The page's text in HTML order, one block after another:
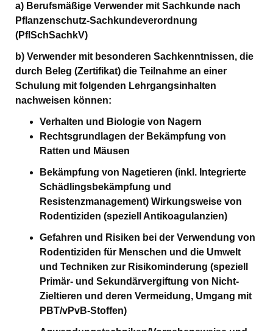
a) Berufsmäßige Verwender mit Sachkunde nach
Pflanzenschutz-Sachkundeverordnung
(PflSchSachkV)
b) Verwender mit besonderen Sachkenntnissen, die
durch Beleg (Zertifikat) die Teilnahme an einer
Schulung mit folgenden Lehrgangsinhalten
nachweisen können:
Verhalten und Biologie von Nagern
Rechtsgrundlagen der Bekämpfung von
Ratten und Mäusen
Bekämpfung von Nagetieren (inkl. Integrierte
Schädlingsbekämpfung und
Resistenzmanagement) Wirkungsweise von
Rodentiziden (speziell Antikoagulanzien)
Gefahren und Risiken bei der Verwendung von
Rodentiziden für Menschen und die Umwelt
und Techniken zur Risikominderung (speziell
Primär- und Sekundärvergiftung von Nicht-
Zieltieren und deren Vermeidung, Umgang mit
PBT/vPvB-Stoffen)